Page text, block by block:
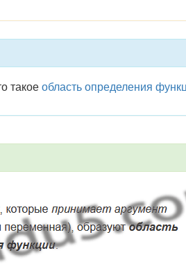
такоеобласть определения